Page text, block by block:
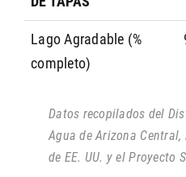
Lago Agradable (%
completo)
Datos recopilados del
Agua de Arizona
de EE. UU. y el Proyecto